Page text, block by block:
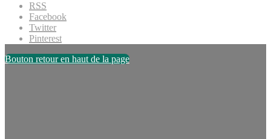
RSS
Facebook
Twitter
Pinterest
Bouton retour en haut de la page